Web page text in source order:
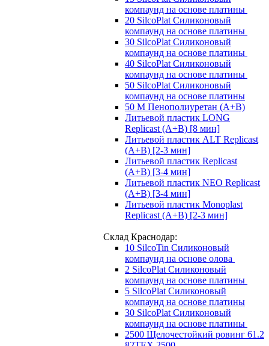
компаунд на основе платины
20 SilcoPlat Силиконовый
компаунд на основе платины
30 SilcoPlat Силиконовый
компаунд на основе платины
40 SilcoPlat Силиконовый
компаунд на основе платины
50 SilcoPlat Силиконовый
компаунд на основе платины
50 М Пенополиуретан (A+B)
Литьевой пластик LONG
Replicast (А+В) [8 мин]
Литьевой пластик ALT Replicast
(А+В) [2-3 мин]
Литьевой пластик Replicast
(А+В) [3-4 мин]
Литьевой пластик NEO Replicast
(А+В) [3-4 мин]
Литьевой пластик Monoplast
Replicast (А+В) [2-3 мин]
Склад Краснодар:
10 SilcoTin Силиконовый
компаунд на основе олова
2 SilcoPlat Силиконовый
компаунд на основе платины
5 SilcoPlat Силиконовый
компаунд на основе платины
30 SilcoPlat Силиконовый
компаунд на основе платины
2500 Щелочестойкий ровинг 61.2